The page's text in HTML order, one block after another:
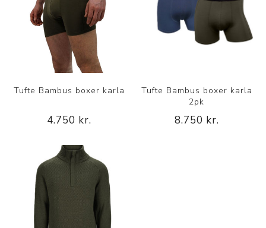
Tufte Bambus boxer karla
4.750 kr.
Tufte Bambus boxer karla
2pk
8.750 kr.